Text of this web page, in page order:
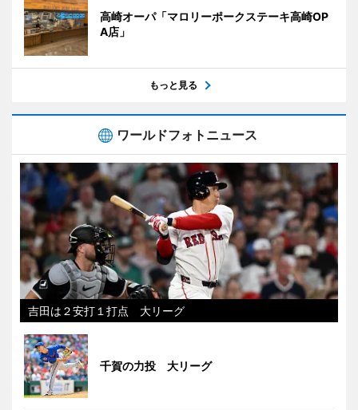
高崎オーパ「マロリーポークステーキ高崎OP
A店」
もっと見る
ワールドフォトニュース
吉田は２安打１打点 大リーグ
千賀の力投 大リーグ